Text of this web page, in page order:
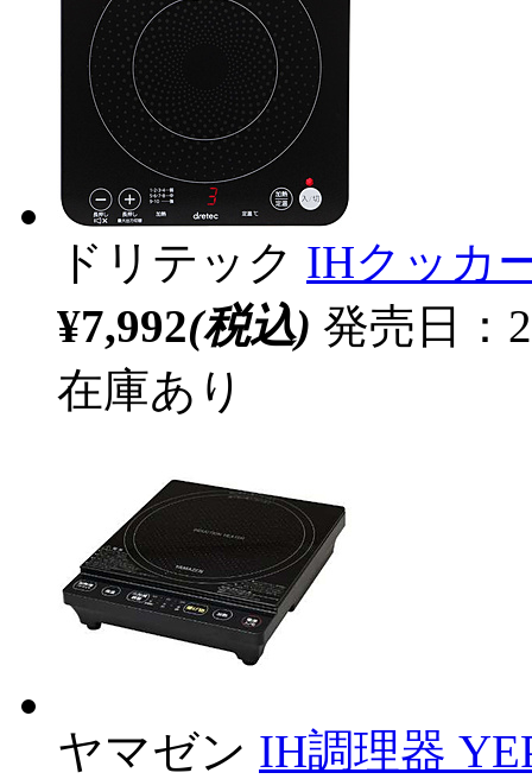
ドリテック IHクッカ
¥7,992(税込) 発売日：
在庫あり
ヤマゼン IH調理器